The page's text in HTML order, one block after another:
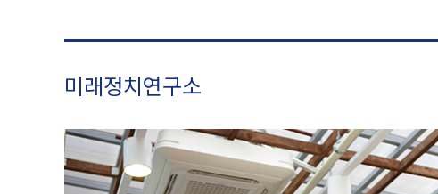
미래정치연구소